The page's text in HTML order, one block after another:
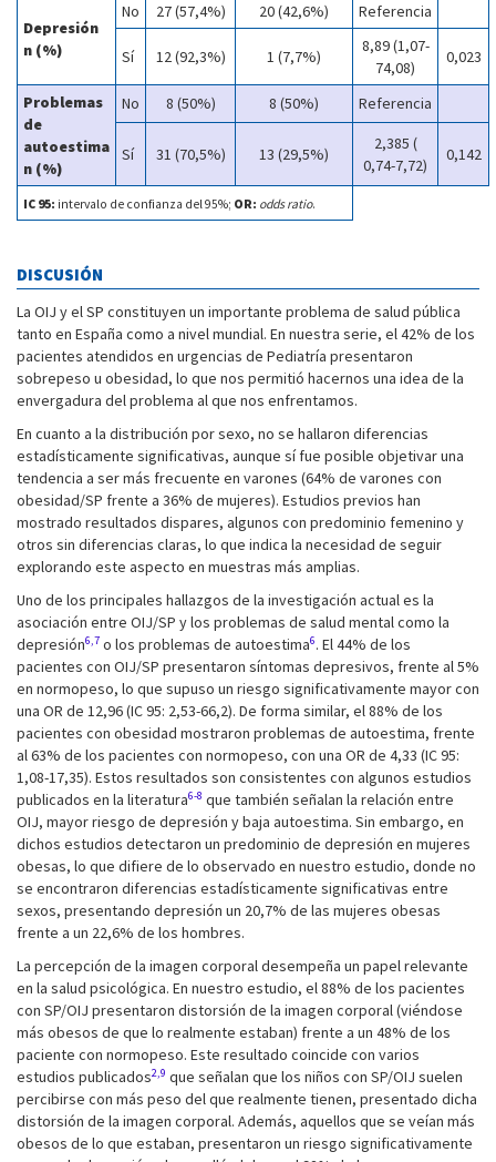
Depresión
n (%)
No 27 (57,4%) 20 (42,6%) Referencia
Sí 12 (92,3%) 1 (7,7%)
8,89 (1,07-
74,08)
0,023
Problemas
de
autoestima
n (%)
No 8 (50%) 8 (50%) Referencia
Sí 31 (70,5%) 13 (29,5%)
2,385 (
0,74-7,72)
0,142
IC 95: intervalo de confianza del 95%; OR: odds ratio.
DISCUSIÓN
La OIJ y el SP constituyen un importante problema de salud pública
tanto en España como a nivel mundial. En nuestra serie, el 42% de los
pacientes atendidos en urgencias de Pediatría presentaron
sobrepeso u obesidad, lo que nos permitió hacernos una idea de la
envergadura del problema al que nos enfrentamos.
En cuanto a la distribución por sexo, no se hallaron diferencias
estadísticamente significativas, aunque sí fue posible objetivar una
tendencia a ser más frecuente en varones (64% de varones con
obesidad/SP frente a 36% de mujeres). Estudios previos han
mostrado resultados dispares, algunos con predominio femenino y
otros sin diferencias claras, lo que indica la necesidad de seguir
explorando este aspecto en muestras más amplias.
Uno de los principales hallazgos de la investigación actual es la
asociación entre OIJ/SP y los problemas de salud mental como la
depresión6,7 o los problemas de autoestima6. El 44% de los
pacientes con OIJ/SP presentaron síntomas depresivos, frente al 5%
en normopeso, lo que supuso un riesgo significativamente mayor con
una OR de 12,96 (IC 95: 2,53-66,2). De forma similar, el 88% de los
pacientes con obesidad mostraron problemas de autoestima, frente
al 63% de los pacientes con normopeso, con una OR de 4,33 (IC 95:
1,08-17,35). Estos resultados son consistentes con algunos estudios
publicados en la literatura6-8 que también señalan la relación entre
OIJ, mayor riesgo de depresión y baja autoestima. Sin embargo, en
dichos estudios detectaron un predominio de depresión en mujeres
obesas, lo que difiere de lo observado en nuestro estudio, donde no
se encontraron diferencias estadísticamente significativas entre
sexos, presentando depresión un 20,7% de las mujeres obesas
frente a un 22,6% de los hombres.
La percepción de la imagen corporal desempeña un papel relevante
en la salud psicológica. En nuestro estudio, el 88% de los pacientes
con SP/OIJ presentaron distorsión de la imagen corporal (viéndose
más obesos de que lo realmente estaban) frente a un 48% de los
paciente con normopeso. Este resultado coincide con varios
estudios publicados2,9 que señalan que los niños con SP/OIJ suelen
percibirse con más peso del que realmente tienen, presentado dicha
distorsión de la imagen corporal. Además, aquellos que se veían más
obesos de lo que estaban, presentaron un riesgo significativamente